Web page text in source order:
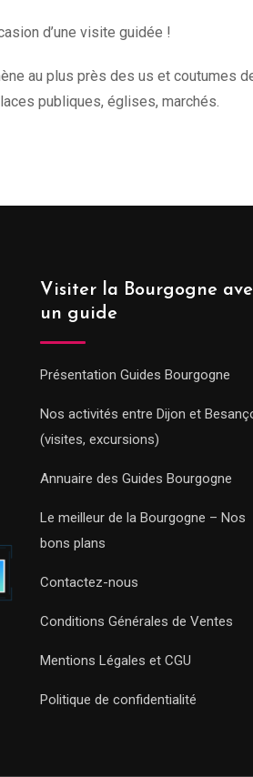
d’une visite guidée !
au plus près des us et coutumes
publiques, églises, marchés.
Visiter la Bourgogne
un guide
Présentation Guides Bourgogne
Nos activités entre Dijon et
(visites, excursions)
Annuaire des Guides Bourgogne
Le meilleur de la Bourgogne – Nos
bons plans
Contactez-nous
Conditions Générales de Ventes
Mentions Légales et CGU
Politique de confidentialité